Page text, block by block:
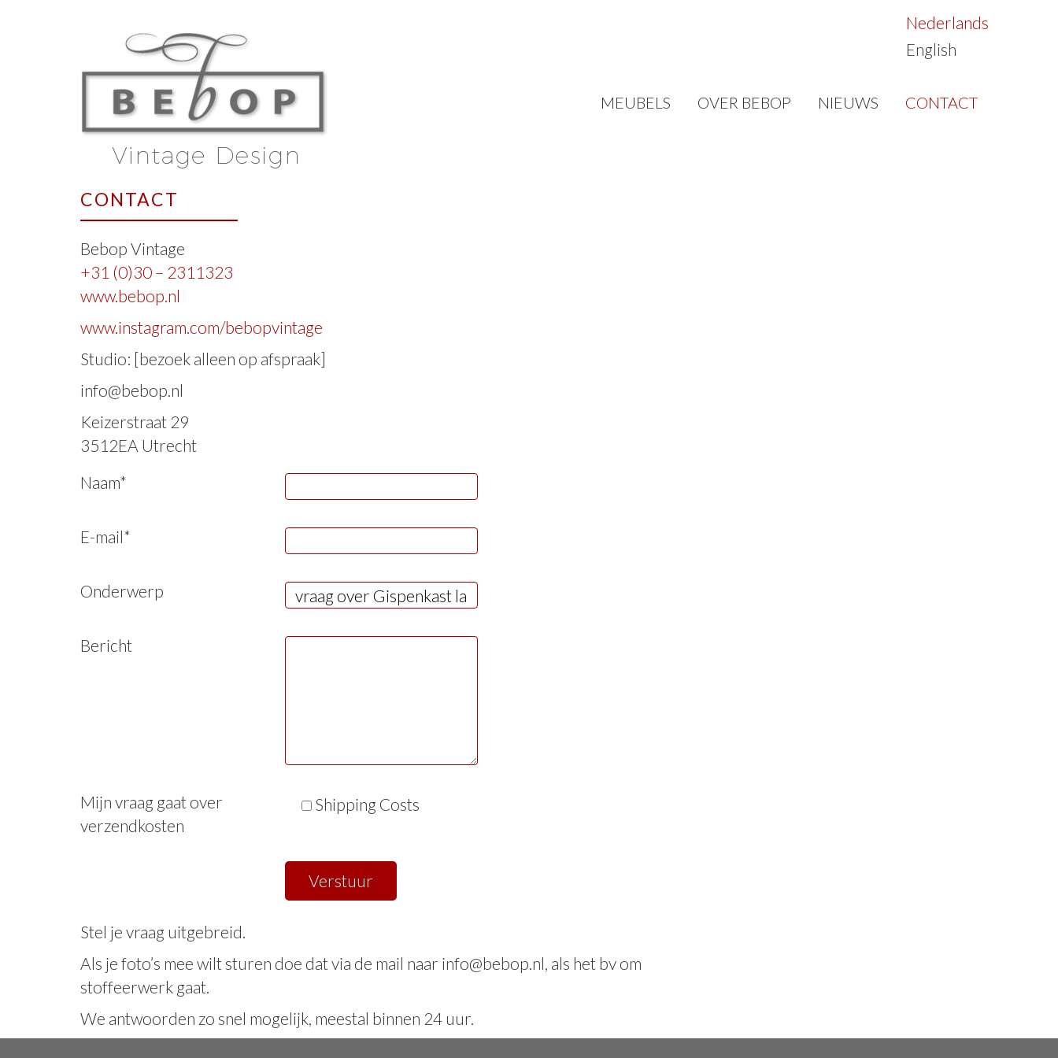
MEUBELS OVER BEBOP NIEUWS CONTACT
Nederlands
English
CONTACT
Bebop Vintage
+31 (0)30 – 2311323
www.bebop.nl
www.instagram.com/bebopvintage
Studio: [bezoek alleen op afspraak]
info@bebop.nl
Keizerstraat 29
3512EA Utrecht
Naam*
E-mail*
Onderwerp
Bericht
Mijn vraag gaat over
verzendkosten
Shipping Costs
Stel je vraag uitgebreid.
Als je foto’s mee wilt sturen doe dat via de mail naar info@bebop.nl, als het bv om
stoffeerwerk gaat.
We antwoorden zo snel mogelijk, meestal binnen 24 uur.